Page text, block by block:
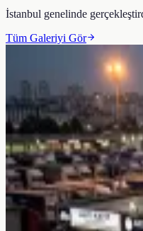
İstanbul genelinde
Tüm Galeriyi Gör